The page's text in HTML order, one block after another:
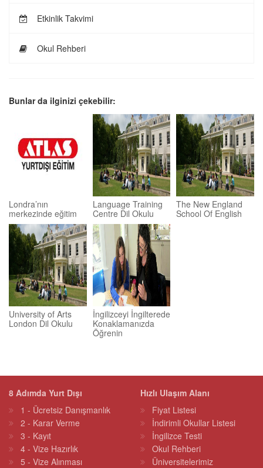
Etkinlik Takvimi
Okul Rehberi
Bunlar da ilginizi çekebilir:
Londra’nın
merkezinde eğitim
Language Training
Centre Dil Okulu
The New England
School Of English
University of Arts
London Dil Okulu
İngilizceyi İngilterede
Konaklamanızda
Öğrenin
8 Adımda Yurt Dışı
1 - Ücretsiz Danışmanlık
2 - Karar Verme
3 - Kayıt
4 - Vize Hazırlık
5 - Vize Alınması
Hızlı Ulaşım Alanı
Fiyat Listesi
İndirimli Okullar Listesi
İngilizce Testi
Okul Rehberi
Üniversitelerimiz